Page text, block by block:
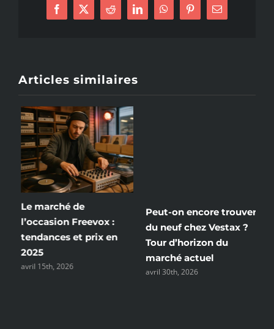
platine
vinyle
Facebook
X RedditLinkedInWhatsAppPinterestEmail
Articles similaires
Le marché de
l’occasion Freevox :
tendances et prix en
2025
avril 15th, 2026
Peut-on encore trouver
du neuf chez Vestax ?
Tour d’horizon du
marché actuel
avril 30th, 2026